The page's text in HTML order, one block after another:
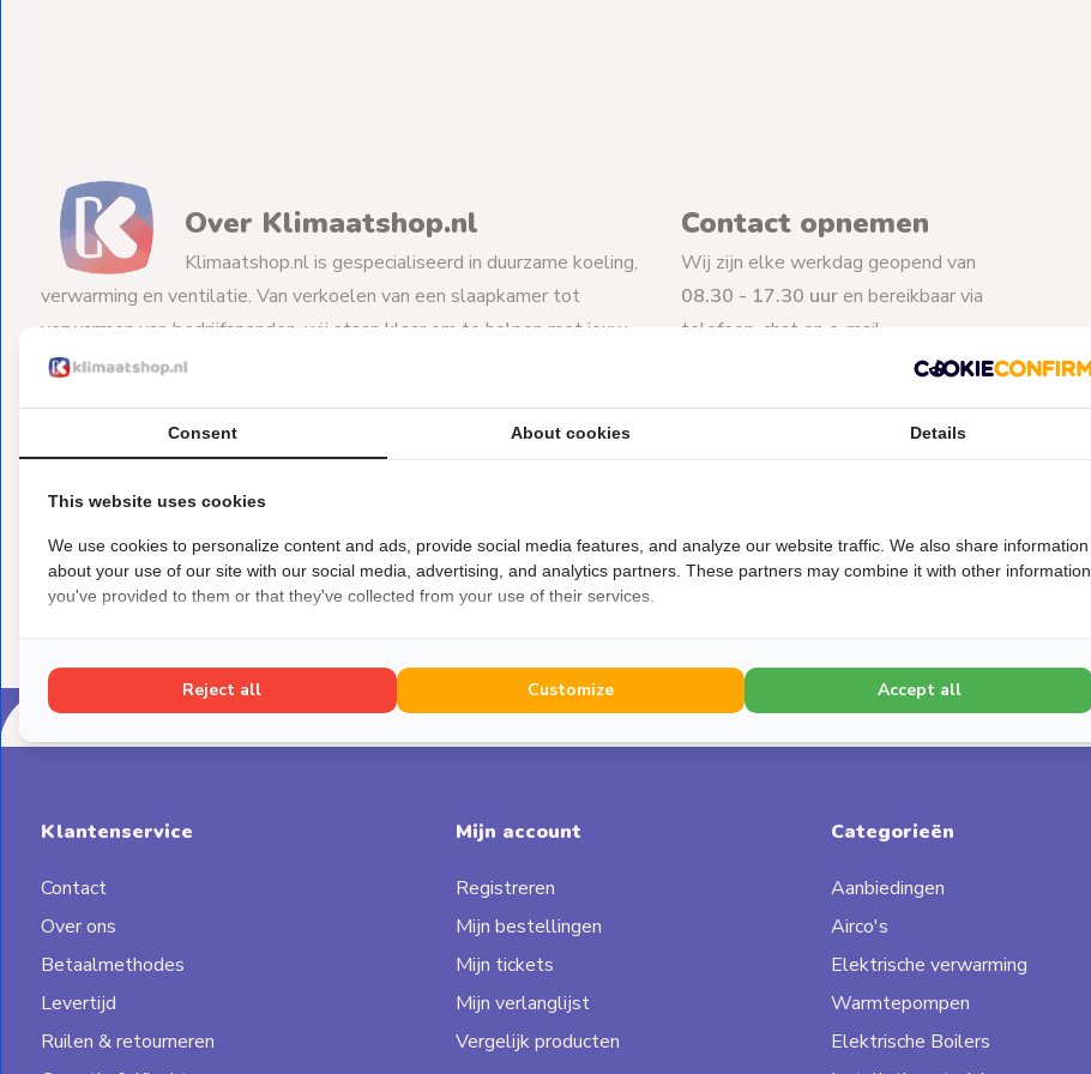
Klantenservice
Contact
Over Klimaatshop.nl
Klimaatshop.nl is gespecialiseerd in duurzame koeling,
verwarming en ventilatie. Van verkoelen van een slaapkamer tot
verwarmen van bedrijfspanden, wij staan klaar om te helpen met jouw
vraagstuk.
Contact opnemen
Wij zijn elke werkdag geopend van
08.30 - 17.30 uur en bereikbaar via
telefoon, chat en e-mail.
► Vrijblijvend aankoop- en product
advies
► Hulp bij installatie van je product
klantenservice@klimaatshop.nl
Klantenservice
Contact
Over ons
Betaalmethodes
Levertijd
Ruilen & retourneren
Mijn account
Registreren
Mijn bestellingen
Mijn tickets
Mijn verlanglijst
Vergelijk producten
Categorieën
Aanbiedingen
Airco's
Elektrische verwarming
Warmtepompen
Elektrische Boilers
Consent About cookies Details
This website uses cookies
We use cookies to personalize content and ads, provide social media features, and analyze our website traffic. We also share information
about your use of our site with our social media, advertising, and analytics partners. These partners may combine it with other information
you've provided to them or that they've collected from your use of their services.
Reject all Customize Accept all